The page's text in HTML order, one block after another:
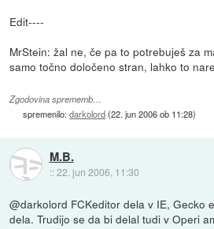
Edit----
MrStein: žal ne, če pa to potrebuješ za
samo točno določeno stran, lahko to
Zgodovina sprememb…
spremenilo:darkolord(22. jun 2006 ob 11:28)
M.B.
::22. jun 2006, 11:30
@darkolord FCKeditor dela v IE, Gecko
dela. Trudijo se da bi delal tudi v Operi